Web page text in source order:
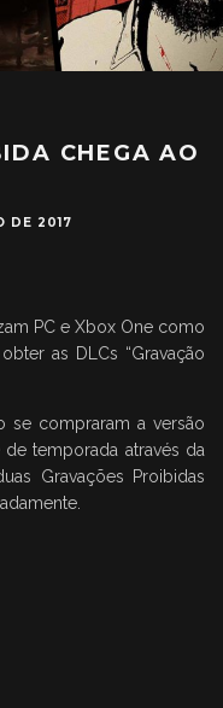
CHEGA AO
DE 2017
PC e Xbox One como
as DLCs “Gravação
se compraram a versão
temporada através da
Gravações Proibidas